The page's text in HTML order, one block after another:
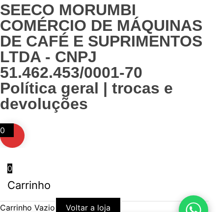
SEECO MORUMBI
COMÉRCIO DE MÁQUINAS
DE CAFÉ E SUPRIMENTOS
LTDA - CNPJ
51.462.453/0001-70
Política geral | trocas e
devoluções
0
0
Carrinho
Carrinho Vazio Voltar a loja